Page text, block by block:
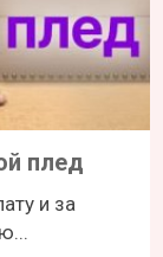
плед
и за